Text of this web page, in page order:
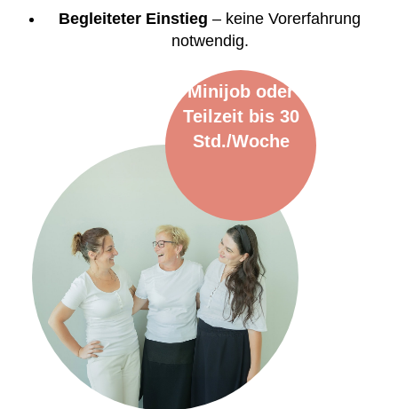
Minijob oder
Teilzeit bis 30
Std./Woche
Begleiteter Einstieg – keine Vorerfahrung
notwendig.